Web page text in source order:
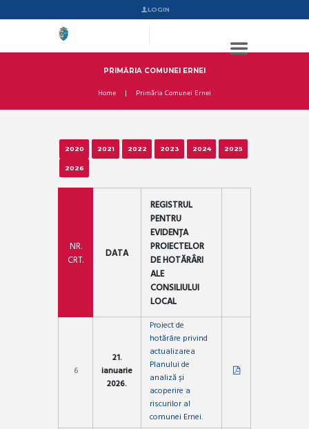
LOGIN
PRIMĂRIA COMUNEI ERNEI
Home Primăria Comunei Ernei
2020 2021 2022 2023 2024 2025
2026
NR.
CRT.
DATA
REGISTRUL
PENTRU
EVIDENȚA
PROIECTELOR
DE HOTĂRÂRI
ALE
CONSILIULUI
LOCAL
6
21.
ianuarie
2026.
Proiect de
hotărâre privind
actualizarea
Planului de
analiză și
acoperire a
riscurilor al
comunei Ernei.